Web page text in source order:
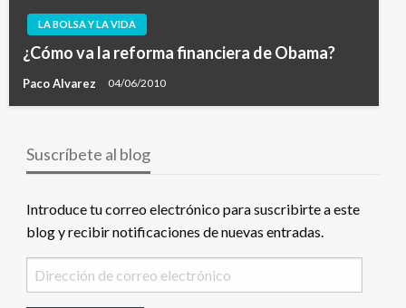
LA BOLSA Y LA VIDA
¿Cómo va la reforma financiera de Obama?
Paco Alvarez 04/06/2010
Suscríbete al blog
Introduce tu correo electrónico para suscribirte a este
blog y recibir notificaciones de nuevas entradas.
Dirección
de